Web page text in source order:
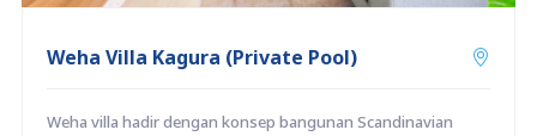
Weha Villa Kagura (Private Pool)
Weha villa hadir dengan konsep bangunan Scandinavian